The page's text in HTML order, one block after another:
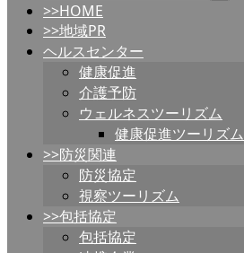
>>HOME
>>地域PR
ヘルスセンター
健康促進
介護予防
ウェルネスツーリズム
健康促進ツーリズム
>>防災関連
防災協定
視察ツーリズム
>>包括協定
包括協定